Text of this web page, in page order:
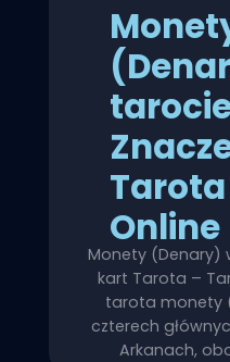
Online
Monety (Denary)
kart Tarota –
tarota monety
czterech
Arkanach,